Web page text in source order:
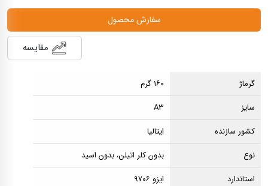
سفارش محصول
مقایسه
گرماژ
۱۶۰ گرم
سایز
A3
کشور سازنده
ایتالیا
نوع
بدون کلر اتیلن، بدون اسید
استاندارد
ایزو ۹۷۰۶